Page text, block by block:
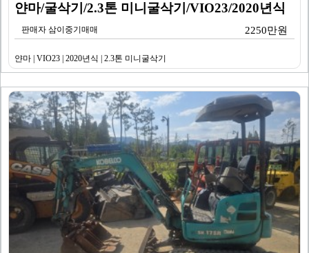
얀마/굴삭기/2.3톤 미니굴삭기/VIO23/2020년식
판매자 삼이중기매매 2250만원
얀마 | VIO23 | 2020년식 | 2.3톤 미니굴삭기